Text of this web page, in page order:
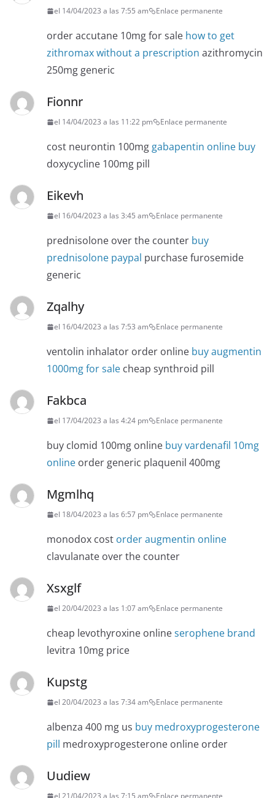
el 14/04/2023 a las 7:55 am Enlace permanente
order accutane 10mg for sale how to get
zithromax without a prescription azithromycin
250mg generic
Fionnr
el 14/04/2023 a las 11:22 pm Enlace permanente
cost neurontin 100mg gabapentin online buy
doxycycline 100mg pill
Eikevh
el 16/04/2023 a las 3:45 am Enlace permanente
prednisolone over the counter buy
prednisolone paypal purchase furosemide
generic
Zqalhy
el 16/04/2023 a las 7:53 am Enlace permanente
ventolin inhalator order online buy augmentin
1000mg for sale cheap synthroid pill
Fakbca
el 17/04/2023 a las 4:24 pm Enlace permanente
buy clomid 100mg online buy vardenafil 10mg
online order generic plaquenil 400mg
Mgmlhq
el 18/04/2023 a las 6:57 pm Enlace permanente
monodox cost order augmentin online
clavulanate over the counter
Xsxglf
el 20/04/2023 a las 1:07 am Enlace permanente
cheap levothyroxine onlineserophene brand
levitra 10mg price
Kupstg
el 20/04/2023 a las 7:34 am Enlace permanente
albenza 400 mg us buy medroxyprogesterone
pill medroxyprogesterone online order
Uudiew